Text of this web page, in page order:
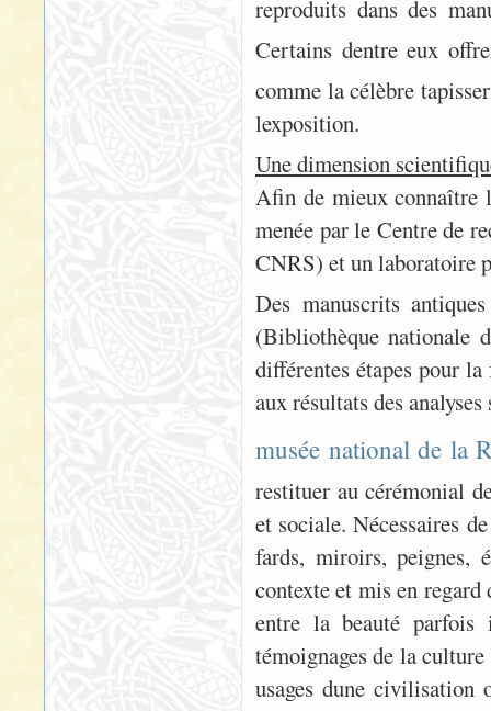
reproduits dans des
Certains dentre eux
comme la célèbre
lexposition.
Une dimension
Afin de mieux connaître
menée par le Centre de
CNRS) et un laboratoire
Des manuscrits
(Bibliothèque nationale
différentes étapes pour
aux résultats des
musée national de la
restituer au cérémonial
et sociale. Nécessaires
fards, miroirs, peignes,
contexte et mis en
entre la beauté parfois
témoignages de la
usages dune